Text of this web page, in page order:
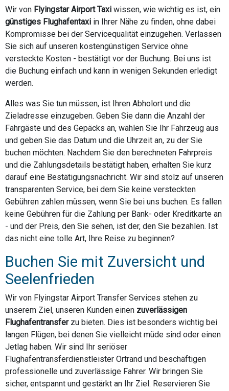
Wir von Flyingstar Airport Taxi wissen, wie wichtig es ist, ein
günstiges Flughafentaxi in Ihrer Nähe zu finden, ohne dabei
Kompromisse bei der Servicequalität einzugehen. Verlassen
Sie sich auf unseren kostengünstigen Service ohne
versteckte Kosten - bestätigt vor der Buchung. Bei uns ist
die Buchung einfach und kann in wenigen Sekunden erledigt
werden.
Alles was Sie tun müssen, ist Ihren Abholort und die
Zieladresse einzugeben. Geben Sie dann die Anzahl der
Fahrgäste und des Gepäcks an, wählen Sie Ihr Fahrzeug aus
und geben Sie das Datum und die Uhrzeit an, zu der Sie
buchen möchten. Nachdem Sie den berechneten Fahrpreis
und die Zahlungsdetails bestätigt haben, erhalten Sie kurz
darauf eine Bestätigungsnachricht. Wir sind stolz auf unseren
transparenten Service, bei dem Sie keine versteckten
Gebühren zahlen müssen, wenn Sie bei uns buchen. Es fallen
keine Gebühren für die Zahlung per Bank- oder Kreditkarte an
- und der Preis, den Sie sehen, ist der, den Sie bezahlen. Ist
das nicht eine tolle Art, Ihre Reise zu beginnen?
Buchen Sie mit Zuversicht und
Seelenfrieden
Wir von Flyingstar Airport Transfer Services stehen zu
unserem Ziel, unseren Kunden einen zuverlässigen
Flughafentransferzu bieten. Dies ist besonders wichtig bei
langen Flügen, bei denen Sie vielleicht müde sind oder einen
Jetlag haben. Wir sind Ihr seriöser
Flughafentransferdienstleister Ortrand und beschäftigen
professionelle und zuverlässige Fahrer. Wir bringen Sie
sicher, entspannt und gestärkt an Ihr Ziel. Reservieren Sie